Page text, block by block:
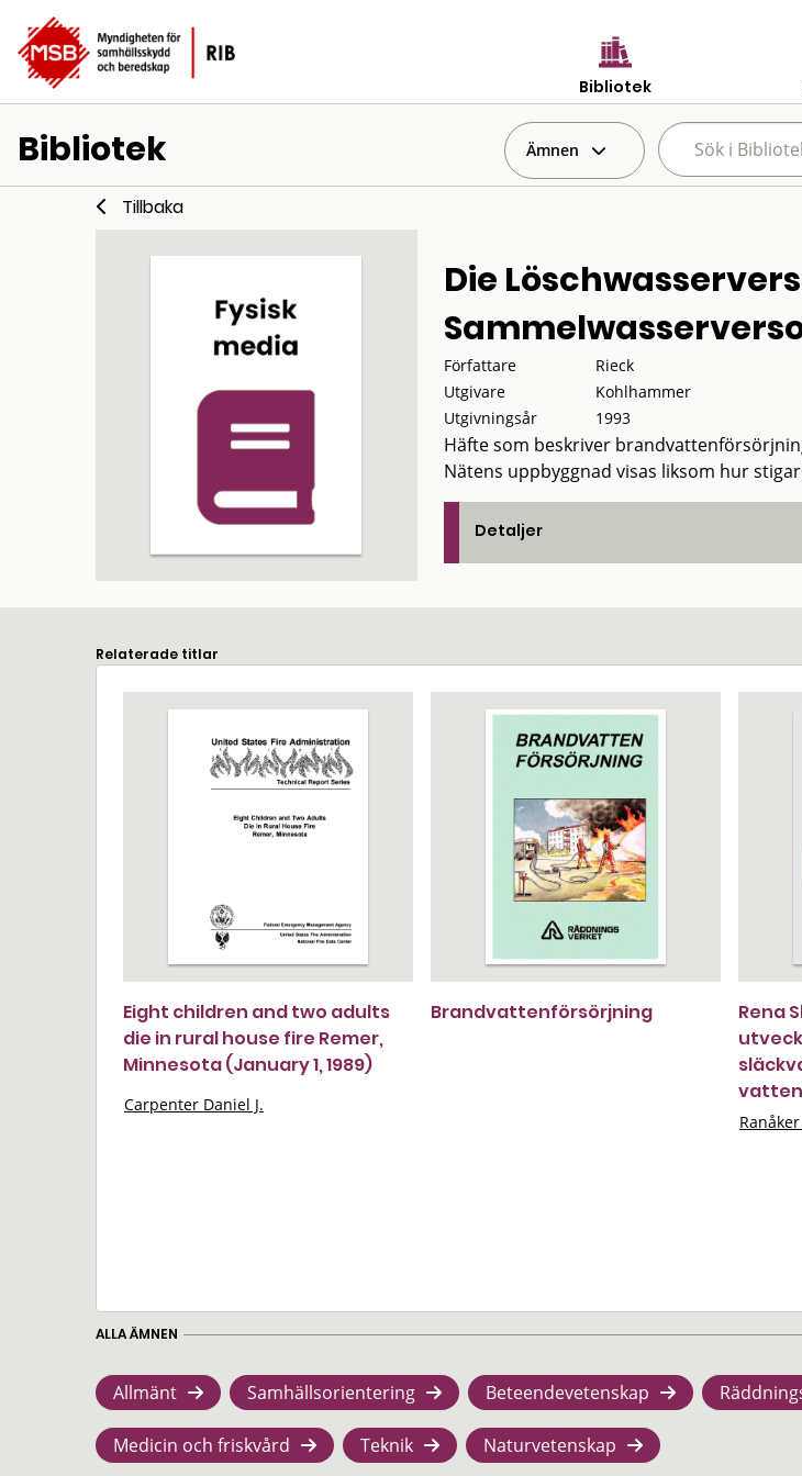
Bibliotek
Bibliotek Ämnen
Tillbaka
Die
Författare
Rieck
Utgivare
Kohlhammer
Utgivningsår
1993
Häfte som beskriver
Nätens uppbyggnad visas liksom hur
Detaljer
Relaterade titlar
Eight children and two adults
die in rural house fire Remer,
Minnesota (January 1, 1989)
Carpenter Daniel J.
Brandvattenförsörjning
Rena
ALLA ÄMNEN
Allmänt Samhällsorientering Beteendevetenskap
Medicin och friskvård Teknik Naturvetenskap